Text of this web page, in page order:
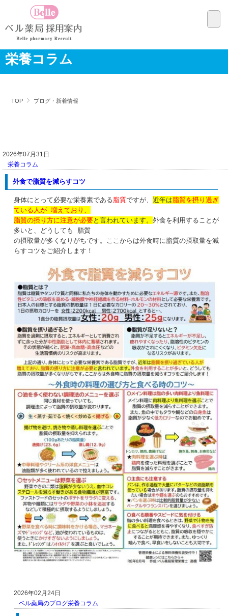
栄養コラム
TOP ブログ・新着情報
2026年07月31日
栄養コラム
外食で脂質を減らすコツ
身体にとって必要な栄養素である脂質ですが、近年は脂質を摂り過ぎ
ている人が 増えており、
脂質の摂り方に注意が必要と言われています。外食を利用することが
多いと、どうしても 脂質
の摂取量が多くなりがちです。ここからは外食時に脂質の摂取量を減
らすコツをご紹介します！
2026年02月24日
ベル薬局のブログ栄養コラム